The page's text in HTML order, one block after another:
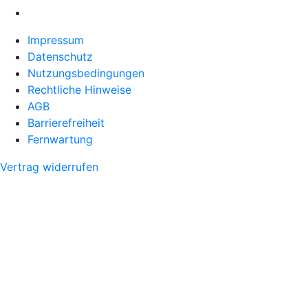
Impressum
Datenschutz
Nutzungsbedingungen
Rechtliche Hinweise
AGB
Barrierefreiheit
Fernwartung
Vertrag widerrufen